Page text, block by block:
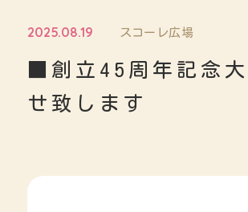
2025.08.19 スコーレ広場
■創立45周年記念
せ致します